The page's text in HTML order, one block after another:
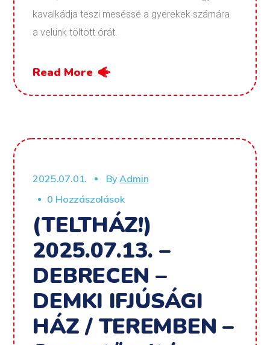
kavalkádja teszi meséssé a gyerekek számára
a velünk töltött órát.
Read More
2025.07.01. ByAdmin
0 Hozzászolások
(TELTHÁZ!)
2025.07.13. –
DEBRECEN –
DEMKI IFJÚSÁGI
HÁZ / TEREMBEN –